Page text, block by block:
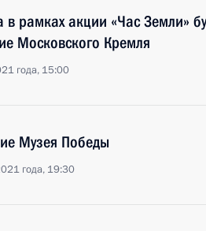
в рамках акции «Час Земли»
Московского Кремля
года, 15:00
Музея Победы
года, 19:30